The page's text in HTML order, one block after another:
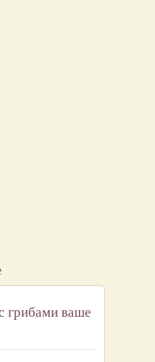
грибами ваше